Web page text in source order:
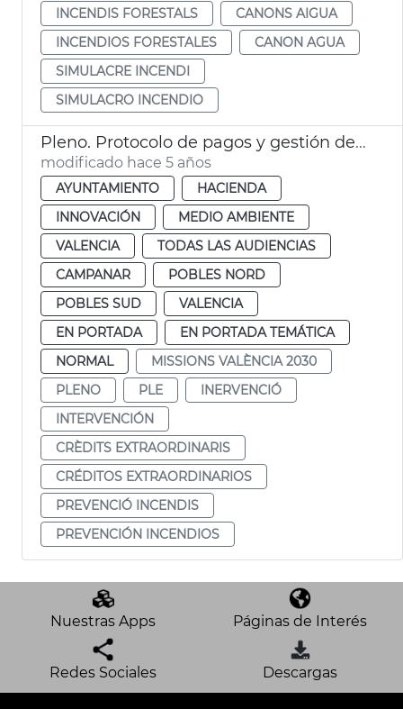
INCENDIS FORESTALS
CANONS AIGUA
INCENDIOS FORESTALES
CANON AGUA
SIMULACRE INCENDI
SIMULACRO INCENDIO
Pleno. Protocolo de pagos y gestión de proveedores
modificado hace 5 años
AYUNTAMIENTO
HACIENDA
INNOVACIÓN
MEDIO AMBIENTE
VALENCIA
TODAS LAS AUDIENCIAS
CAMPANAR
POBLES NORD
POBLES SUD
VALENCIA
EN PORTADA
EN PORTADA TEMÁTICA
NORMAL
MISSIONS VALÈNCIA 2030
PLENO
PLE
INERVENCIÓ
INTERVENCIÓN
CRÈDITS EXTRAORDINARIS
CRÉDITOS EXTRAORDINARIOS
PREVENCIÓ INCENDIS
PREVENCIÓN INCENDIOS
Nuestras Apps Páginas de Interés
Redes Sociales Descargas